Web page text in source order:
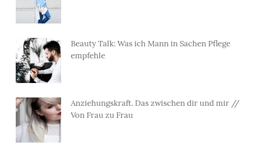
Beauty Talk: Was ich Mann in Sachen Pflege
empfehle
Anziehungskraft. Das zwischen dir und mir //
Von Frau zu Frau